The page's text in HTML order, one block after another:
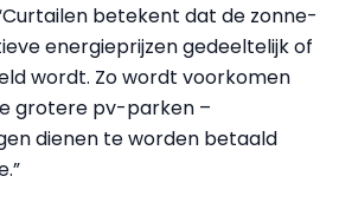
betekent dat de zonne-
energieprijzen gedeeltelijk of
wordt. Zo wordt voorkomen
grotere pv-parken –
dienen te worden betaald